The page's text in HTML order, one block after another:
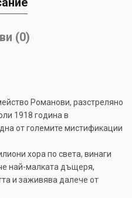
(0)
Романови, разстреляно
1918 година в
от големите мистификации
хора по света, винаги
най-малката дъщеря,
и заживява далече от